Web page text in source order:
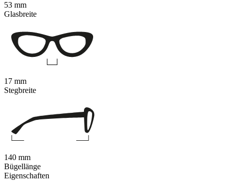
Eigenschaften
53 mm
Glasbreite
17 mm
Stegbreite
140 mm
Bügellänge